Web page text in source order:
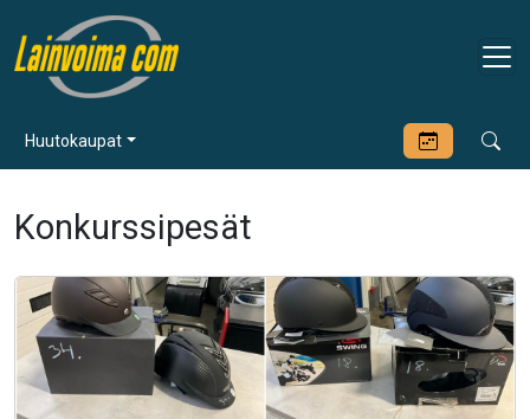
Huutokaupat
Konkurssipesät